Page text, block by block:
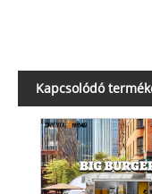
Kapcsolódó